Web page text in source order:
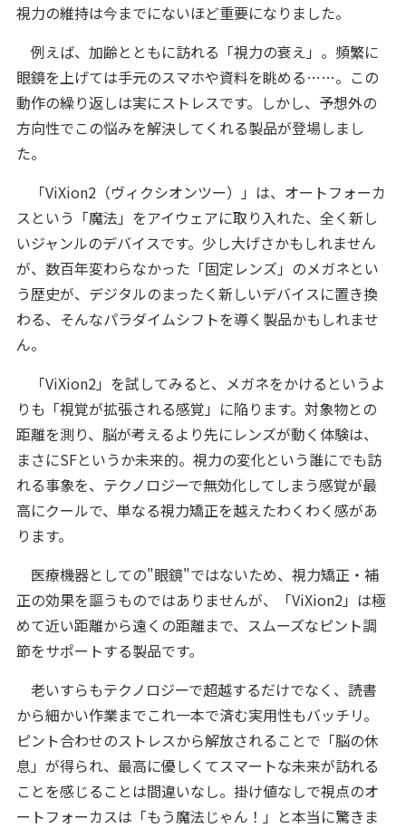
視力の維持は今までにないほど重要になりました。
例えば、加齢とともに訪れる「視力の衰え」。頻繁に
眼鏡を上げては手元のスマホや資料を眺める……。この
動作の繰り返しは実にストレスです。しかし、予想外の
方向性でこの悩みを解決してくれる製品が登場しまし
た。
「ViXion2（ヴィクシオンツー）」は、オートフォーカ
スという「魔法」をアイウェアに取り入れた、全く新し
いジャンルのデバイスです。少し大げさかもしれません
が、数百年変わらなかった「固定レンズ」のメガネとい
う歴史が、デジタルのまったく新しいデバイスに置き換
わる、そんなパラダイムシフトを導く製品かもしれませ
ん。
「ViXion2」を試してみると、メガネをかけるというよ
りも「視覚が拡張される感覚」に陥ります。対象物との
距離を測り、脳が考えるより先にレンズが動く体験は、
まさにSFというか未来的。視力の変化という誰にでも訪
れる事象を、テクノロジーで無効化してしまう感覚が最
高にクールで、単なる視力矯正を越えたわくわく感があ
ります。
医療機器としての"眼鏡"ではないため、視力矯正・補
正の効果を謳うものではありませんが、「ViXion2」は極
めて近い距離から遠くの距離まで、スムーズなピント調
節をサポートする製品です。
老いすらもテクノロジーで超越するだけでなく、読書
から細かい作業までこれ一本で済む実用性もバッチリ。
ピント合わせのストレスから解放されることで「脳の休
息」が得られ、最高に優しくてスマートな未来が訪れる
ことを感じることは間違いなし。掛け値なしで視点のオ
ートフォーカスは「もう魔法じゃん！」と本当に驚きま